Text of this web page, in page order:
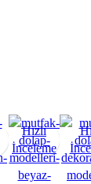
Hızlı
İnceleme